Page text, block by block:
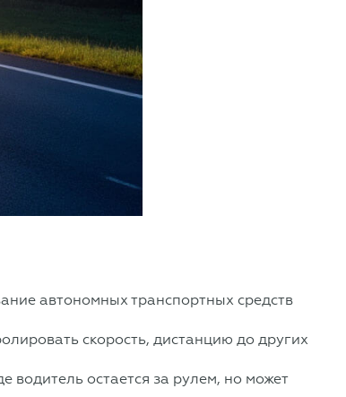
автономных транспортных средств
скорость, дистанцию до других
водитель остается за рулем, но может